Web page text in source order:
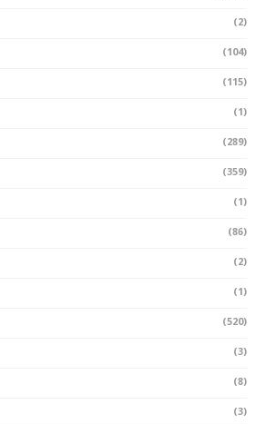
(2)
(104)
(115)
(1)
(289)
(359)
(1)
(86)
(2)
(1)
(520)
(3)
(8)
(3)